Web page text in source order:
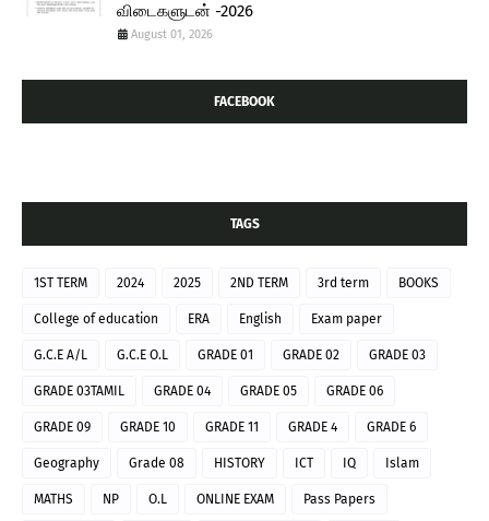
விடைகளுடன் -2026
August 01, 2026
FACEBOOK
TAGS
1ST TERM 2024 2025 2ND TERM 3rd term BOOKS
College of education ERA English Exam paper
G.C.E A/L G.C.E O.L GRADE 01 GRADE 02 GRADE 03
GRADE 03TAMIL GRADE 04 GRADE 05 GRADE 06
GRADE 09 GRADE 10 GRADE 11 GRADE 4 GRADE 6
Geography Grade 08 HISTORY ICT IQ Islam
MATHS NP O.L ONLINE EXAM Pass Papers